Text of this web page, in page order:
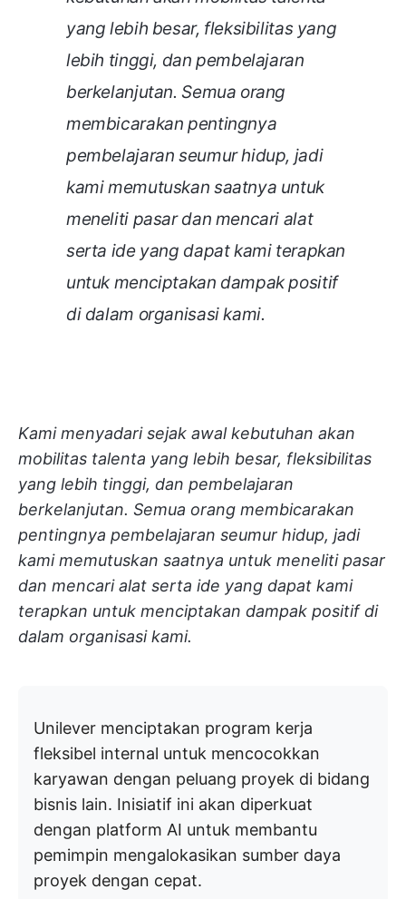
yang lebih besar, fleksibilitas yang
lebih tinggi, dan pembelajaran
berkelanjutan. Semua orang
membicarakan pentingnya
pembelajaran seumur hidup, jadi
kami memutuskan saatnya untuk
meneliti pasar dan mencari alat
serta ide yang dapat kami terapkan
untuk menciptakan dampak positif
di dalam organisasi kami.
Kami menyadari sejak awal kebutuhan akan
mobilitas talenta yang lebih besar, fleksibilitas
yang lebih tinggi, dan pembelajaran
berkelanjutan. Semua orang membicarakan
pentingnya pembelajaran seumur hidup, jadi
kami memutuskan saatnya untuk meneliti pasar
dan mencari alat serta ide yang dapat kami
terapkan untuk menciptakan dampak positif di
dalam organisasi kami.
Unilever menciptakan program kerja
fleksibel internal untuk mencocokkan
karyawan dengan peluang proyek di bidang
bisnis lain. Inisiatif ini akan diperkuat
dengan platform AI untuk membantu
pemimpin mengalokasikan sumber daya
proyek dengan cepat.